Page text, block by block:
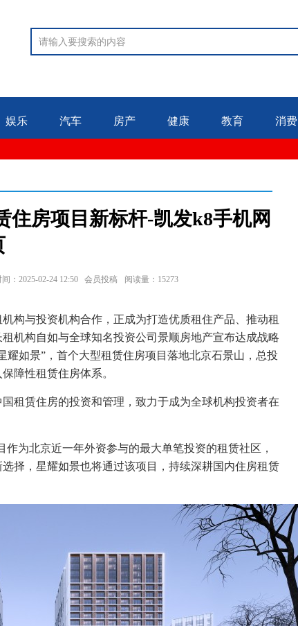
娱乐 汽车 房产 健康 教育 消费
住房项目新标杆-凯发k8手机网
：2025-02-24 12:50 会员投稿 阅读量：15273
构与投资机构合作，正成为打造优质租住产品、推动租
机构自如与全球知名投资公司景顺房地产宣布达成战略
如景”，首个大型租赁住房项目落地北京石景山，总投
障性租赁住房体系。
租赁住房的投资和管理，致力于成为全球机构投资者在
为北京近一年外资参与的最大单笔投资的租赁社区，
择，星耀如景也将通过该项目，持续深耕国内住房租赁